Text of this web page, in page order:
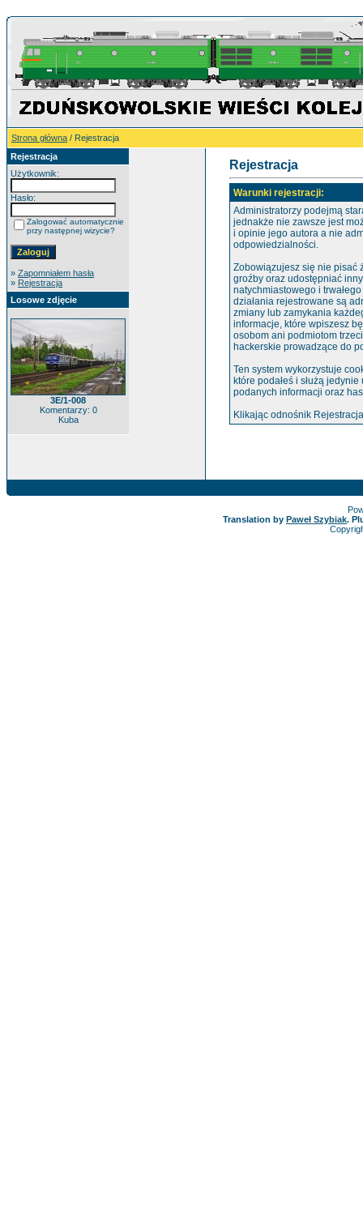
Strona główna / Rejestracja
Rejestracja
Użytkownik:
Hasło:
Zalogować automatycznie
przy następnej wizycie?
» Zapomniałem hasła
» Rejestracja
Losowe zdjęcie
3E/1-008
Komentarzy: 0
Kuba
Rejestracja
Warunki rejestracji:
Administratorzy podejmą
jednakże nie zawsze jest
i opinie jego autora a nie
odpowiedzialności.
Zobowiązujesz się nie pisać
groźby oraz udostępniać
natychmiastowego i
działania rejestrowane są
zmiany lub zamykania
informacje, które wpiszesz
osobom ani podmiotom
hackerskie prowadzące do
Ten system wykorzystuje
które podałeś i służą
podanych informacji oraz
Klikając odnośnik
Translation by Paweł Szybiak.